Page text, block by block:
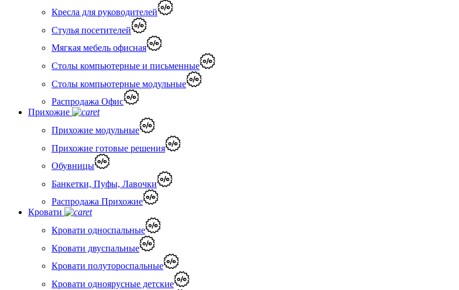
Кресла для руководителей
Стулья посетителей
Мягкая мебель офисная
Столы компьютерные и письменные
Столы компьютерные модульные
Распродажа Офис
Прихожие
Прихожие модульные
Прихожие готовые решения
Обувницы
Банкетки, Пуфы, Лавочки
Распродажа Прихожие
Кровати
Кровати односпальные
Кровати двуспальные
Кровати полутороспальные
Кровати одноярусные детские